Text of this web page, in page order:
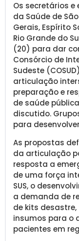
Os secretários
da Saúde de
Gerais, Espírito
Rio Grande do
(20) para dar
Consórcio de
Sudeste
articulação
preparação e
de saúde
discutido.
para
As propostas
da articulação
resposta a
de uma força
SUS, o
a demanda de
de kits
insumos para o
pacientes em